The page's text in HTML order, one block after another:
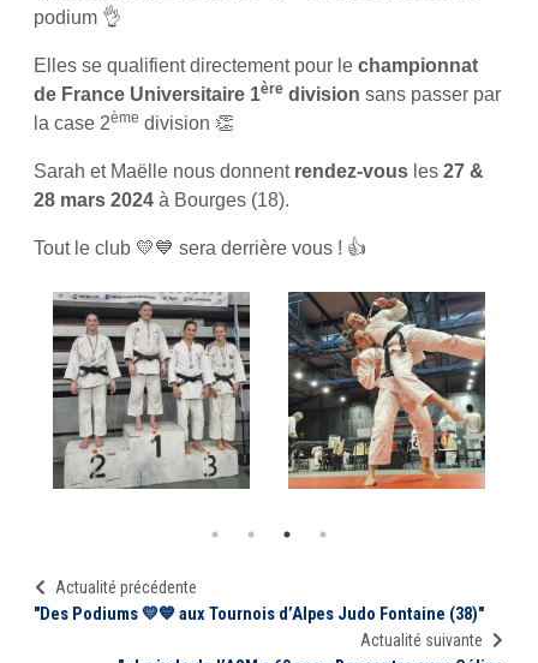
podium 👌
Elles se qualifient directement pour le championnat
de France Universitaire 1ère division sans passer par
la case 2ème division 👏
Sarah et Maëlle nous donnent rendez-vous les 27 &
28 mars 2024 à Bourges (18).
Tout le club 💛💙 sera derrière vous ! 👍
Actualité précédente
"Des Podiums 💛💙 aux Tournois d’Alpes Judo Fontaine (38)"
Actualité suivante